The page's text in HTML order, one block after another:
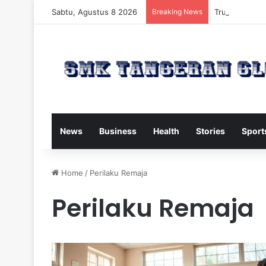
Sabtu, Agustus 8 2026 Breaking News Trump Kirim
News Business Health Stories
Home / Perilaku Remaja
Perilaku Remaja